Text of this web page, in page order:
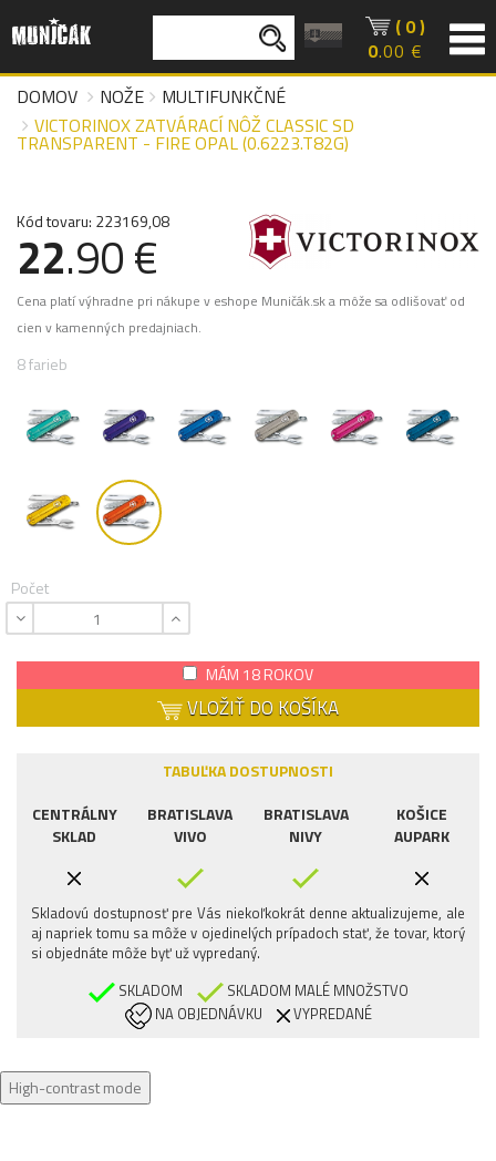
( 0 )
0.00 €
DOMOV
NOŽE
MULTIFUNKČNÉ
VICTORINOX ZATVÁRACÍ NÔŽ CLASSIC SD
TRANSPARENT - FIRE OPAL (0.6223.T82G)
Kód tovaru: 223169,08
22.90 €
Cena platí výhradne pri nákupe v eshope Muničák.sk a môže sa odlišovať od
cien v kamenných predajniach.
8 farieb
Počet
MÁM 18 ROKOV
VLOŽIŤ DO KOŠÍKA
TABUĽKA DOSTUPNOSTI
CENTRÁLNY
SKLAD
BRATISLAVA
VIVO
BRATISLAVA
NIVY
KOŠICE
AUPARK
Skladovú dostupnosť pre Vás niekoľkokrát denne aktualizujeme, ale
aj napriek tomu sa môže v ojedinelých prípadoch stať, že tovar, ktorý
si objednáte môže byť už vypredaný.
SKLADOM
SKLADOM MALÉ MNOŽSTVO
NA OBJEDNÁVKU
VYPREDANÉ
High-contrast mode